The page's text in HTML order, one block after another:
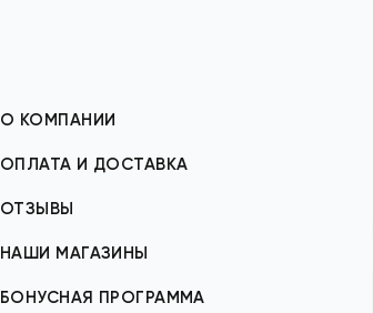
О КОМПАНИИ
ОПЛАТА И ДОСТАВКА
ОТЗЫВЫ
НАШИ МАГАЗИНЫ
БОНУСНАЯ ПРОГРАММА